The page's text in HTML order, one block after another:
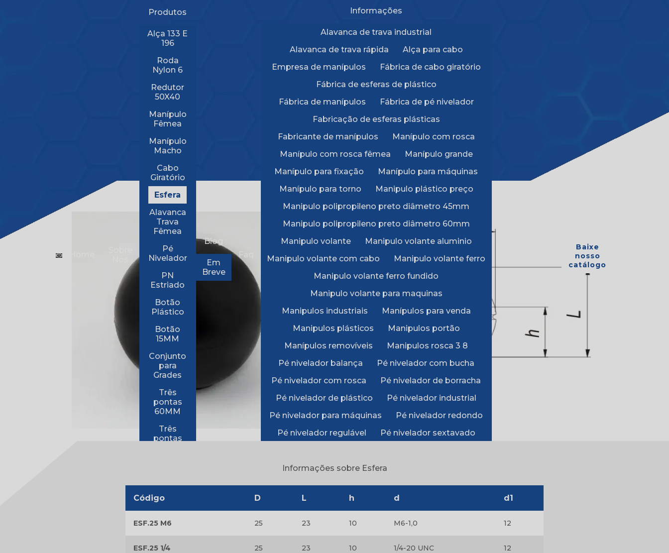
Produtos
Alça 133 E
196
Roda
Nylon 6
Redutor
50X40
Manípulo
Fêmea
Manípulo
Macho
Cabo
Giratório
Esfera
Alavanca
Trava
Fêmea
Pé
Nivelador
PN
Estriado
Botão
Plástico
Botão
15MM
Conjunto
para
Grades
Três
pontas
60MM
Três
pontas
Borboleta
Blog
Em
Breve
Faq
Informações
Alavanca de trava industrial
Alavanca de trava rápida
Alça para cabo
Empresa de manípulos
Fábrica de cabo giratório
Fábrica de esferas de plástico
Fábrica de manípulos
Fábrica de pé nivelador
Fabricação de esferas plásticas
Fabricante de manípulos
Manípulo com rosca
Manípulo com rosca fêmea
Manípulo grande
Manípulo para fixação
Manípulo para máquinas
Manípulo para torno
Manipulo plástico preço
Manipulo polipropileno preto diâmetro 45mm
Manipulo polipropileno preto diâmetro 60mm
Manipulo volante
Manipulo volante aluminio
Manipulo volante com cabo
Manipulo volante ferro
Manipulo volante ferro fundido
Manipulo volante para maquinas
Manipulos industriais
Manípulos para venda
Manipulos plásticos
Manipulos portão
Manípulos removíveis
Manipulos rosca 3 8
Pé nivelador balança
Pé nivelador com bucha
Pé nivelador com rosca
Pé nivelador de borracha
Pé nivelador de plástico
Pé nivelador industrial
Pé nivelador para máquinas
Pé nivelador redondo
Pé nivelador regulável
Pé nivelador sextavado
Volante plástico industrial
Volantes para máquina
Volantes para máquinas industriais
Baixe
nosso
catálogo
Home ❱Produtos ❱Esfera
ESFERA
Informações sobre Esfera
Código D L h d d1
ESF.25 M6 25 23 10 M6-1,0 12
ESF.25 1/4 25 23 10 1/4-20 UNC 12